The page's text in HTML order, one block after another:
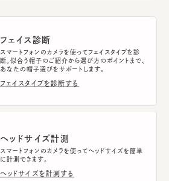
フェイス診断
スマートフォンのカメラを使ってフェイスタイプを診
断。似合う帽子のご紹介から選び方のポイントまで、
あなたの帽子選びをサポートします。
フェイスタイプを診断する
ヘッドサイズ計測
スマートフォンのカメラを使ってヘッドサイズを簡単
に計測できます。
ヘッドサイズを計測する